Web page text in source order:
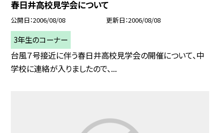
春日井高校見学会について
公開日 2006/08/08 更新日 2006/08/08
3年生のコーナー
台風７号接近に伴う春日井高校見学会の開催について、中
学校に連絡が入りましたので、...